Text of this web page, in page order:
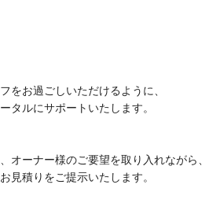
をお過ごしいただけるように、
タルにサポートいたします。
オーナー様のご要望を取り入れながら、
見積りをご提示いたします。